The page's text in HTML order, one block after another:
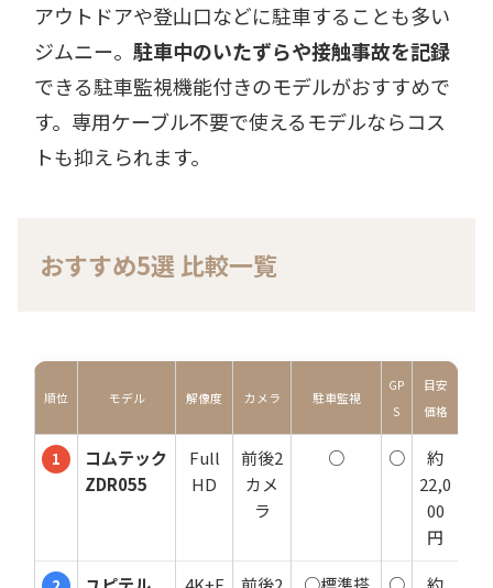
アウトドアや登山口などに駐車することも多い
ジムニー。 駐車中のいたずらや接触事故を記録
できる駐車監視機能付きのモデルがおすすめで
す。専用ケーブル不要で使えるモデルならコス
トも抑えられます。
おすすめ5選 比較一覧
順位 モデル 解像度 カメラ 駐車監視
GP
S
目安
価格
1
コムテック
ZDR055
Full
HD
前後2
カメ
ラ
○ ○
約
22,0
00
円